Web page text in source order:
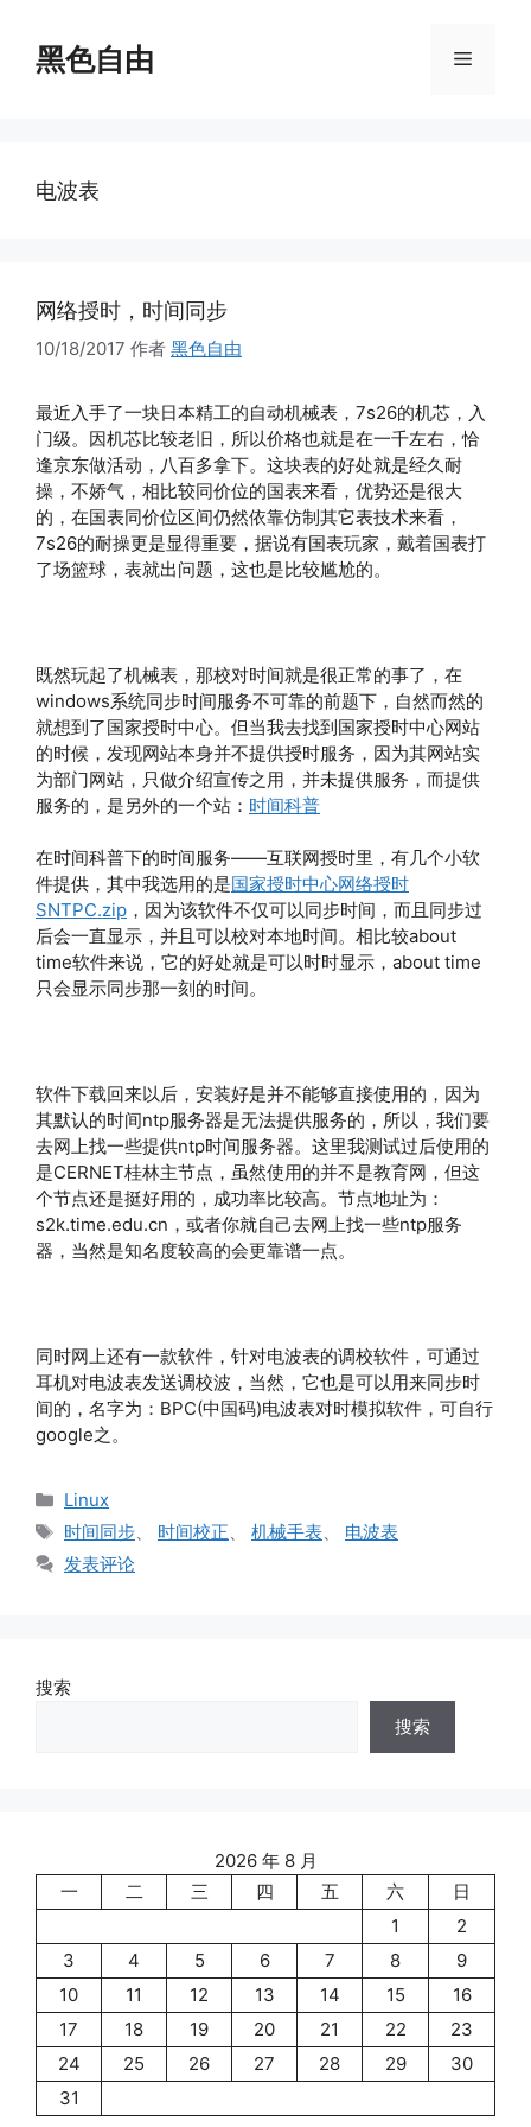
黑色自由 菜
电波表
网络授时，时间同步
10/18/2017 作者 黑色自由
最近入手了一块日本精工的自动机械表，7s26的机芯，入
门级。因机芯比较老旧，所以价格也就是在一千左右，恰
逢京东做活动，八百多拿下。这块表的好处就是经久耐
操，不娇气，相比较同价位的国表来看，优势还是很大
的，在国表同价位区间仍然依靠仿制其它表技术来看，
7s26的耐操更是显得重要，据说有国表玩家，戴着国表打
了场篮球，表就出问题，这也是比较尴尬的。
既然玩起了机械表，那校对时间就是很正常的事了，在
windows系统同步时间服务不可靠的前题下，自然而然的
就想到了国家授时中心。但当我去找到国家授时中心网站
的时候，发现网站本身并不提供授时服务，因为其网站实
为部门网站，只做介绍宣传之用，并未提供服务，而提供
服务的，是另外的一个站： 时间科普
在时间科普下的时间服务——互联网授时里，有几个小软
件提供，其中我选用的是国家授时中心网络授时
SNTPC.zip ，因为该软件不仅可以同步时间，而且同步过
后会一直显示，并且可以校对本地时间。相比较about
time软件来说，它的好处就是可以时时显示，about time
只会显示同步那一刻的时间。
软件下载回来以后，安装好是并不能够直接使用的，因为
其默认的时间ntp服务器是无法提供服务的，所以，我们要
去网上找一些提供ntp时间服务器。这里我测试过后使用的
是CERNET桂林主节点，虽然使用的并不是教育网，但这
个节点还是挺好用的，成功率比较高。节点地址为：
s2k.time.edu.cn，或者你就自己去网上找一些ntp服务
器，当然是知名度较高的会更靠谱一点。
同时网上还有一款软件，针对电波表的调校软件，可通过
耳机对电波表发送调校波，当然，它也是可以用来同步时
间的，名字为：BPC(中国码)电波表对时模拟软件，可自行
google之。
分
类
Linux
标
签
时间同步、 时间校正、 机械手表、 电波表
发表评论
搜索
搜索
2026 年 8 月
一
二 三 四 五 六
日
1
2
3
4 5 6 7 8
9
10
11 12 13 14 15
16
17
18 19 20 21 22
23
24
25 26 27 28 29
30
31